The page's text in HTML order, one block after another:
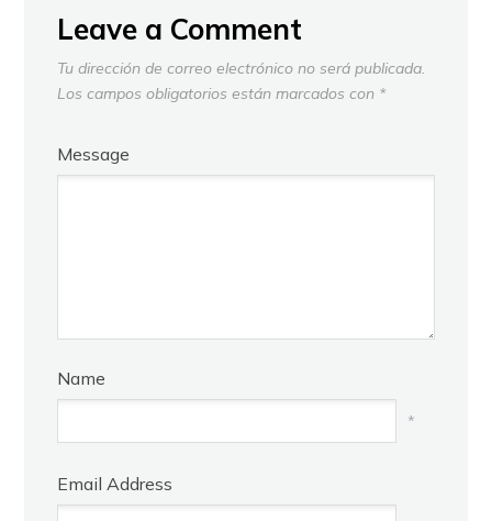
Leave a Comment
Tu dirección de correo electrónico no será publicada.
Los campos obligatorios están marcados con *
Message
Name
*
Email Address